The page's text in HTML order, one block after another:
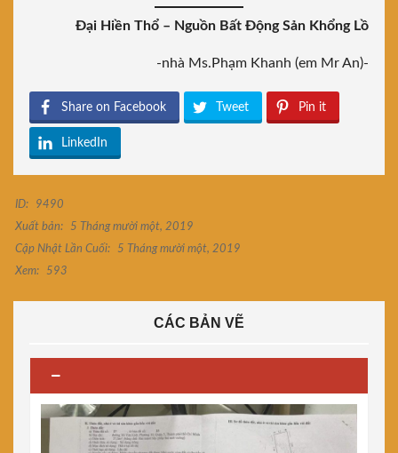
Đại Hiền Thổ – Nguồn Bất Động Sản Khổng Lồ
-nhà Ms.Phạm Khanh (em Mr An)-
Share on Facebook Tweet Pin it
LinkedIn
ID:
9490
Xuất bản:
5 Tháng mười một, 2019
Cập Nhật Lần Cuối:
5 Tháng mười một, 2019
Xem:
593
CÁC BẢN VẼ